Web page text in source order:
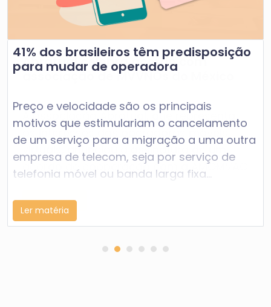
41% dos brasileiros têm predisposição
para mudar de operadora
Preço e velocidade são os principais
motivos que estimulariam o cancelamento
de um serviço para a migração a uma outra
empresa de telecom, seja por serviço de
telefonia móvel ou banda larga fixa...
Ler matéria